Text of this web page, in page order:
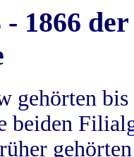
- 1866
gehörten
beiden